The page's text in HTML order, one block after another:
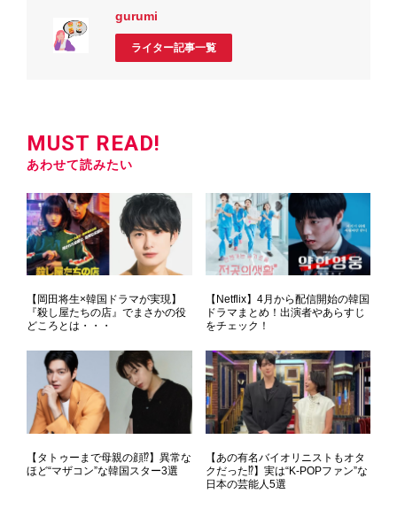
gurumi
ライター記事一覧
MUST READ!
あわせて読みたい
【岡田将生×韓国ドラマが実現】
『殺し屋たちの店』でまさかの役
どころとは・・・
【Netflix】4月から配信開始の韓国
ドラマまとめ！出演者やあらすじ
をチェック！
【タトゥーまで母親の顔⁉】異常な
ほど“マザコン”な韓国スター3選
【あの有名バイオリニストもオタ
クだった⁉】実は“K-POPファン”な
日本の芸能人5選